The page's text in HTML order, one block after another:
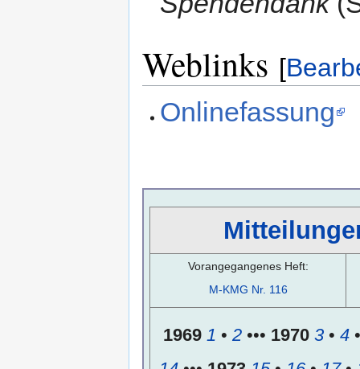
Weblinks [
Onlinefassung
Vorangegangenes Heft:
M-KMG Nr. 116
1969 1 • 2••• 1970 3• 4